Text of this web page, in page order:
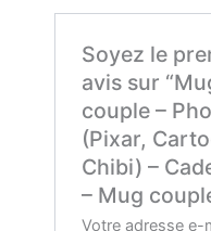
Soyez le
avis sur
couple –
(Pixar,
Chibi) –
– Mug
Votre adresse e-